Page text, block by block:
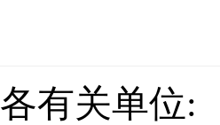
各有关单位: